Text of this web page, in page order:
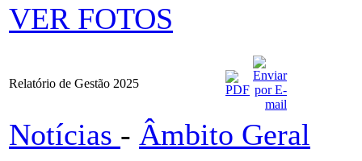
VER FOTOS
Relatório de Gestão 2025
Notícias - Âmbito Geral